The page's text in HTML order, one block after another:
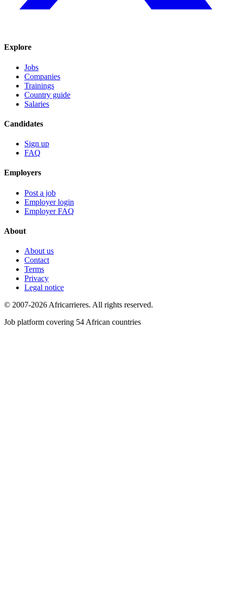
Explore
Jobs
Companies
Trainings
Country guide
Salaries
Candidates
Sign up
FAQ
Employers
Post a job
Employer login
Employer FAQ
About
About us
Contact
Terms
Privacy
Legal notice
© 2007-2026 Africarrieres. All rights reserved.
Job platform covering 54 African countries